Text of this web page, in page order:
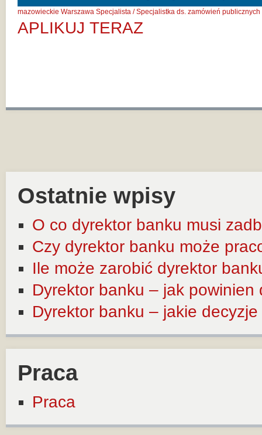
mazowieckie Warszawa Specjalista / Specjalistka ds. zamówień publicznych
APLIKUJ TERAZ
Ostatnie wpisy
O co dyrektor banku musi
Czy dyrektor banku może
Ile może zarobić dyrektor
Dyrektor banku – jak
Dyrektor banku – jakie
Praca
Praca